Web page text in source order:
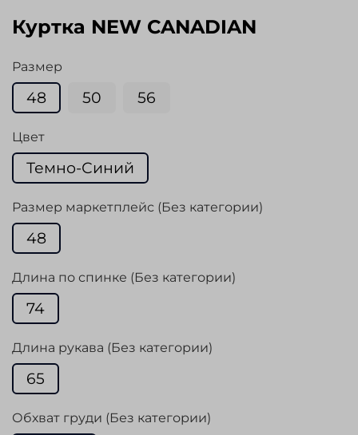
Куртка NEW CANADIAN
Размер
48 50 56
Цвет
Темно-Синий
Размер маркетплейс (Без категории)
48
Длина по спинке (Без категории)
74
Длина рукава (Без категории)
65
Обхват груди (Без категории)